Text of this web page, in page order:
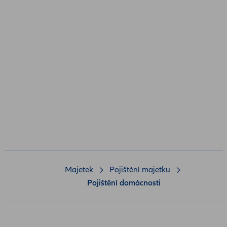
Majetek
Pojištění majetku
Pojištění domácnosti